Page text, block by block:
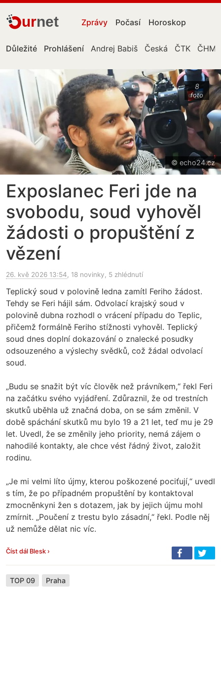
urnet Zprávy Počasí Horoskop
Důležité Prohlášení Andrej Babiš Česká ČTK
8
foto
© echo24.cz
Exposlanec Feri jde na
svobodu, soud vyhověl
žádosti o propuštění z
vězení
26. kvě 2026 13:54, 18 novinky, 5 zhlédnutí
Teplický soud v polovině ledna zamítl Feriho žádost.
Tehdy se Feri hájil sám. Odvolací krajský soud v
polovině dubna rozhodl o vrácení případu do Teplic,
přičemž formálně Feriho stížnosti vyhověl. Teplický
soud dnes doplní dokazování o znalecké posudky
odsouzeného a výslechy svědků, což žádal odvolací
soud.
„Budu se snažit být víc člověk než právníkem,“ řekl Feri
na začátku svého vyjádření. Zdůraznil, že od trestních
skutků uběhla už značná doba, on se sám změnil. V
době spáchání skutků mu bylo 19 a 21 let, teď mu je 29
let. Uvedl, že se změnily jeho priority, nemá zájem o
nahodilé kontakty, ale chce vést řádný život, založit
rodinu.
„Je mi velmi líto újmy, kterou poškozené pociťují,“ uvedl
s tím, že po případném propuštění by kontaktoval
zmocněnkyni žen s dotazem, jak by jejich újmu mohl
zmírnit. „Poučení z trestu bylo zásadní,“ řekl. Podle něj
už nemůže dělat nic víc.
Číst dál Blesk ›
TOP 09 Praha